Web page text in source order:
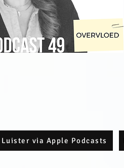
Luister via Apple Podcasts